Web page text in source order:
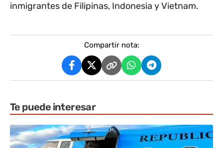
inmigrantes de Filipinas, Indonesia y Vietnam.
Compartir nota:
Te puede interesar